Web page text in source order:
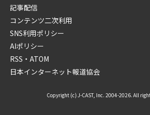
記事配信
コンテンツ二次利用
SNS利用ポリシー
AIポリシー
RSS・ATOM
日本インターネット報道協会
Copyright (c) J-CAST, Inc. 2004-2026. All